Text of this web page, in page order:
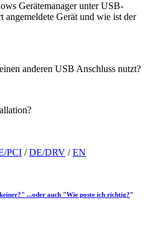
Gerätemanager unter USB-
angemeldete Gerät und wie ist der
anderen USB Anschluss nutzt?
PCI /DE/DRV /EN
...oder auch "Wie poste ich richtig?"